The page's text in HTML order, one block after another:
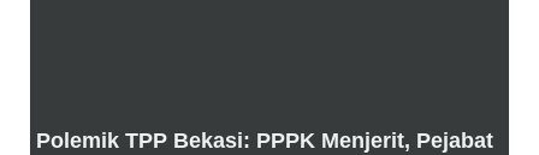
Polemik TPP Bekasi: PPPK Menjerit, Pejabat